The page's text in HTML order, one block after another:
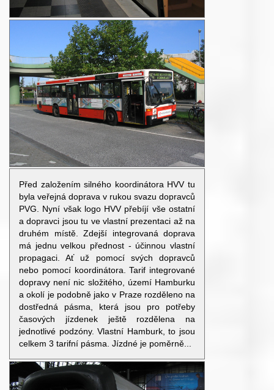
Před založením silného koordinátora HVV tu
byla veřejná doprava v rukou svazu dopravců
PVG. Nyní však logo HVV přebíjí vše ostatní
a dopravci jsou tu ve vlastní prezentaci až na
druhém místě. Zdejší integrovaná doprava
má jednu velkou přednost - účinnou vlastní
propagaci. Ať už pomocí svých dopravců
nebo pomocí koordinátora. Tarif integrované
dopravy není nic složitého, území Hamburku
a okolí je podobně jako v Praze rozděleno na
dostředná pásma, která jsou pro potřeby
časových jízdenek ještě rozdělena na
jednotlivé podzóny. Vlastní Hamburk, to jsou
celkem 3 tarifní pásma. Jízdné je poměrně...